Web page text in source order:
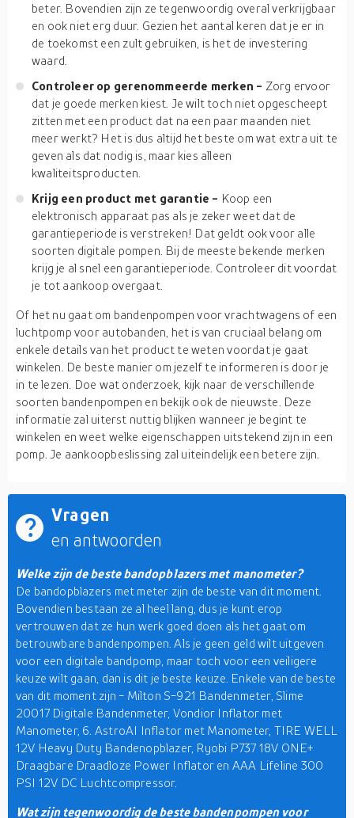
beter. Bovendien zijn ze tegenwoordig overal verkrijgbaar
en ook niet erg duur. Gezien het aantal keren dat je er in
de toekomst een zult gebruiken, is het de investering
waard.
Controleer op gerenommeerde merken - Zorg ervoor
dat je goede merken kiest. Je wilt toch niet opgescheept
zitten met een product dat na een paar maanden niet
meer werkt? Het is dus altijd het beste om wat extra uit te
geven als dat nodig is, maar kies alleen
kwaliteitsproducten.
Krijg een product met garantie - Koop een
elektronisch apparaat pas als je zeker weet dat de
garantieperiode is verstreken! Dat geldt ook voor alle
soorten digitale pompen. Bij de meeste bekende merken
krijg je al snel een garantieperiode. Controleer dit voordat
je tot aankoop overgaat.
Of het nu gaat om bandenpompen voor vrachtwagens of een
luchtpomp voor autobanden, het is van cruciaal belang om
enkele details van het product te weten voordat je gaat
winkelen. De beste manier om jezelf te informeren is door je
in te lezen. Doe wat onderzoek, kijk naar de verschillende
soorten bandenpompen en bekijk ook de nieuwste. Deze
informatie zal uiterst nuttig blijken wanneer je begint te
winkelen en weet welke eigenschappen uitstekend zijn in een
pomp. Je aankoopbeslissing zal uiteindelijk een betere zijn.
Vragen
en antwoorden
Welke zijn de beste bandopblazers met manometer?
De bandopblazers met meter zijn de beste van dit moment.
Bovendien bestaan ze al heel lang, dus je kunt erop
vertrouwen dat ze hun werk goed doen als het gaat om
betrouwbare bandenpompen. Als je geen geld wilt uitgeven
voor een digitale bandpomp, maar toch voor een veiligere
keuze wilt gaan, dan is dit je beste keuze. Enkele van de beste
van dit moment zijn - Milton S-921 Bandenmeter, Slime
20017 Digitale Bandenmeter, Vondior Inflator met
Manometer, 6. AstroAI Inflator met Manometer, TIRE WELL
12V Heavy Duty Bandenopblazer, Ryobi P737 18V ONE+
Draagbare Draadloze Power Inflator en AAA Lifeline 300
PSI 12V DC Luchtcompressor.
Wat zijn tegenwoordig de beste bandenpompen voor